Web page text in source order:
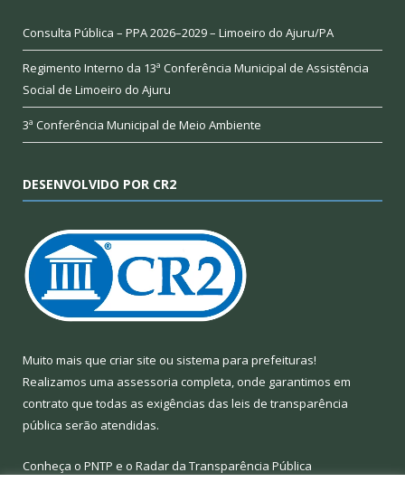
Consulta Pública – PPA 2026–2029 – Limoeiro do Ajuru/PA
Regimento Interno da 13ª Conferência Municipal de Assistência
Social de Limoeiro do Ajuru
3ª Conferência Municipal de Meio Ambiente
DESENVOLVIDO POR CR2
Muito mais que criar site ou sistema para prefeituras!
Realizamos uma assessoria completa, onde garantimos em
contrato que todas as exigências das leis de transparência
pública serão atendidas.
Conheça o PNTP e o Radar da Transparência Pública